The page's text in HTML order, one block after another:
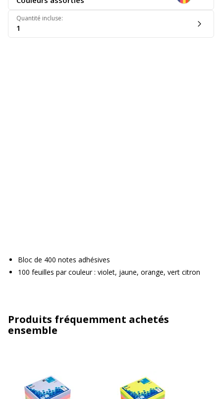
Quantité incluse:
1
Bloc de 400 notes adhésives
100 feuilles par couleur : violet, jaune, orange, vert citron
Produits fréquemment achetés
ensemble